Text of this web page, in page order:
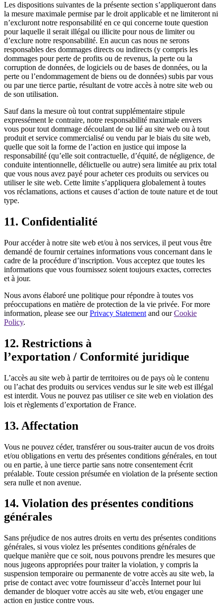
Les dispositions suivantes de la présente section s’appliqueront dans
la mesure maximale permise par le droit applicable et ne limiteront ni
n’excluront notre responsabilité en ce qui concerne toute question
pour laquelle il serait illégal ou illicite pour nous de limiter ou
d’exclure notre responsabilité. En aucun cas nous ne serons
responsables des dommages directs ou indirects (y compris les
dommages pour perte de profits ou de revenus, la perte ou la
corruption de données, de logiciels ou de bases de données, ou la
perte ou l’endommagement de biens ou de données) subis par vous
ou par une tierce partie, résultant de votre accès à notre site web ou
de son utilisation.
Sauf dans la mesure où tout contrat supplémentaire stipule
expressément le contraire, notre responsabilité maximale envers
vous pour tout dommage découlant de ou lié au site web ou à tout
produit et service commercialisé ou vendu par le biais du site web,
quelle que soit la forme de l’action en justice qui impose la
responsabilité (qu’elle soit contractuelle, d’équité, de négligence, de
conduite intentionnelle, délictuelle ou autre) sera limitée au prix total
que vous nous avez payé pour acheter ces produits ou services ou
utiliser le site web. Cette limite s’appliquera globalement à toutes
vos réclamations, actions et causes d’action de toute nature et de tout
type.
11. Confidentialité
Pour accéder à notre site web et/ou à nos services, il peut vous être
demandé de fournir certaines informations vous concernant dans le
cadre de la procédure d’inscription. Vous acceptez que toutes les
informations que vous fournissez soient toujours exactes, correctes
et à jour.
Nous avons élaboré une politique pour répondre à toutes vos
préoccupations en matière de protection de la vie privée. For more
information, please see ourPrivacy Statement and ourCookie
Policy.
12. Restrictions à
l’exportation / Conformité juridique
L’accès au site web à partir de territoires ou de pays où le contenu
ou l’achat des produits ou services vendus sur le site web est illégal
est interdit. Vous ne pouvez pas utiliser ce site web en violation des
lois et règlements d’exportation de France.
13. Affectation
Vous ne pouvez céder, transférer ou sous-traiter aucun de vos droits
et/ou obligations en vertu des présentes conditions générales, en tout
ou en partie, à une tierce partie sans notre consentement écrit
préalable. Toute cession présumée en violation de la présente section
sera nulle et non avenue.
14. Violation des présentes conditions
générales
Sans préjudice de nos autres droits en vertu des présentes conditions
générales, si vous violez les présentes conditions générales de
quelque manière que ce soit, nous pouvons prendre les mesures que
nous jugeons appropriées pour traiter la violation, y compris la
suspension temporaire ou permanente de votre accès au site web, la
prise de contact avec votre fournisseur d’accès Internet pour lui
demander de bloquer votre accès au site web, et/ou engager une
action en justice contre vous.